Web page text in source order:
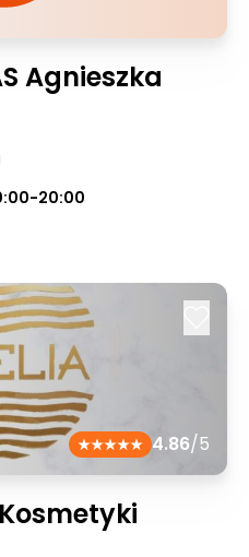
Agnieszka
20:00
4.86/5